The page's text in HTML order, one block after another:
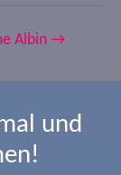
Albin →
und